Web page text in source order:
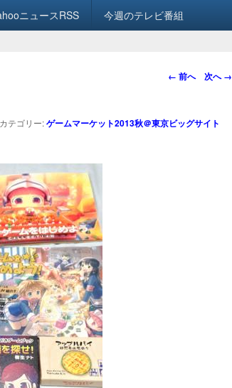
ニュースRSS 今週のテレビ番組
画
ビ
← 前へ 次へ →
カテゴリー:ゲームマーケット2013秋＠東京ビッグサイト